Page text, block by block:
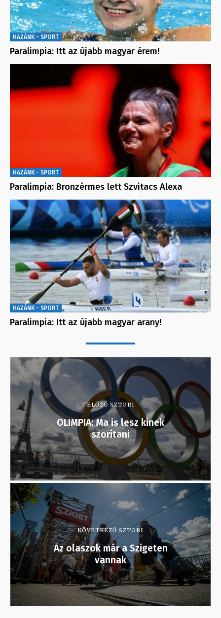
HAZÁNK - SPORT
Paralimpia: Itt az újabb magyar érem!
HAZÁNK - SPORT
Paralimpia: Bronzérmes lett Szvitacs Alexa
HAZÁNK - SPORT
Paralimpia: Itt az újabb magyar arany!
ELŐZŐ SZTORI
OLIMPIA: Ma is lesz kinek
szorítani
KÖVETKEZŐ SZTORI
Az olaszok már a Szigeten
vannak